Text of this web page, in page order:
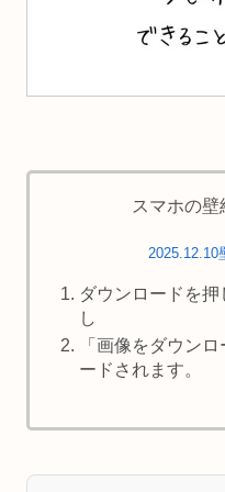
スマホの
2025.12.10
ダウンロードを
し
「画像をダウン
ードされます。